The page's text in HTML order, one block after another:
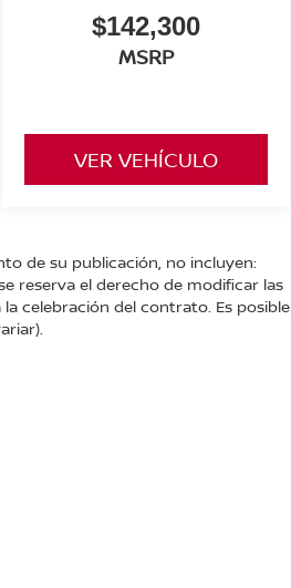
$142,300
MSRP
VER VEHÍCULO
de su publicación, no incluyen:
reserva el derecho de modificar las
celebración del contrato. Es posible